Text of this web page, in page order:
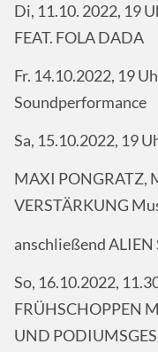
Di, 11.10. 2022, 19
FEAT. FOLA DADA
Fr. 14.10.2022, 19
Soundperformance
Sa, 15.10.2022, 19
MAXI PONGRATZ,
VERSTÄRKUNG
anschließend
So, 16.10.2022,
FRÜHSCHOPPEN
UND